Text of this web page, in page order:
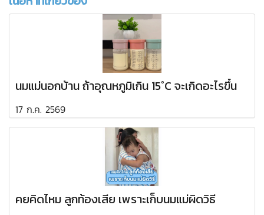
นมแม่นอกบ้าน ถ้าอุณหภูมิเกิน 15°C จะเกิดอะไรขึ้น
17 ก.ค. 2569
คยคิดไหม ลูกท้องเสีย เพราะเก็บนมแม่ผิดวิธี